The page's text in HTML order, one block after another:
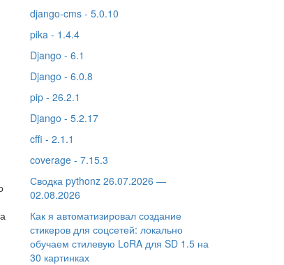
django-cms - 5.0.10
pika - 1.4.4
Django - 6.1
Django - 6.0.8
pip - 26.2.1
Django - 5.2.17
cffi - 2.1.1
coverage - 7.15.3
Сводка pythonz 26.07.2026 —
02.08.2026
Как я автоматизировал создание
стикеров для соцсетей: локально
обучаем стилевую LoRA для SD 1.5 на
30 картинках